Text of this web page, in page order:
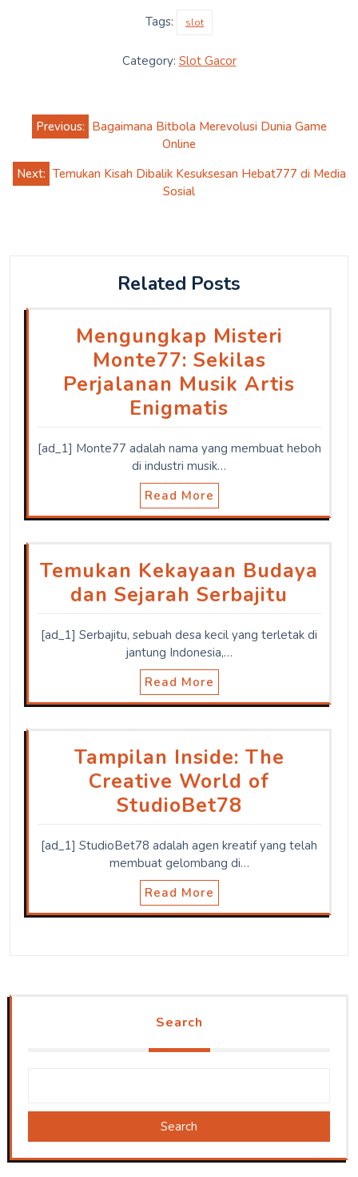
Tags: slot
Category: Slot Gacor
Post
navigation
Previous: Bagaimana Bitbola Merevolusi Dunia Game
Online
Next: Temukan Kisah Dibalik Kesuksesan Hebat777 di Media
Sosial
Related Posts
Mengungkap Misteri
Monte77: Sekilas
Perjalanan Musik Artis
Enigmatis
[ad_1] Monte77 adalah nama yang membuat heboh
di industri musik…
Read More
Temukan Kekayaan Budaya
dan Sejarah Serbajitu
[ad_1] Serbajitu, sebuah desa kecil yang terletak di
jantung Indonesia,…
Read More
Tampilan Inside: The
Creative World of
StudioBet78
[ad_1] StudioBet78 adalah agen kreatif yang telah
membuat gelombang di…
Read More
Search
Search